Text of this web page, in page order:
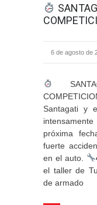
6 de agosto de
Santagati y
próxima
fuerte
en el auto.
el taller de
de armado